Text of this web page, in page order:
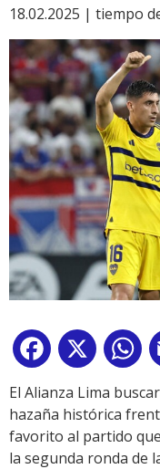
18.02.2025 | tiempo
Facebook
X
El Alianza Lima
hazaña histórica
favorito al partido
la segunda ronda de